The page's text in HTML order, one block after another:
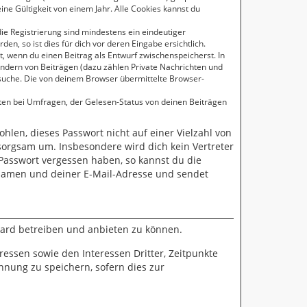
Gültigkeit von einem Jahr. Alle Cookies kannst du
Registrierung sind mindestens ein eindeutiger
so ist dies für dich vor deren Eingabe ersichtlich.
du einen Beitrag als Entwurf zwischenspeicherst. In
von Beiträgen (dazu zählen Private Nachrichten und
Die von deinem Browser übermittelte Browser-
bei Umfragen, der Gelesen-Status von deinen Beiträgen
dieses Passwort nicht auf einer Vielzahl von
um. Insbesondere wird dich kein Vertreter
vergessen haben, so kannst du die
und deiner E-Mail-Adresse und sendet
betreiben und anbieten zu können.
sowie den Interessen Dritter, Zeitpunkte
zu speichern, sofern dies zur